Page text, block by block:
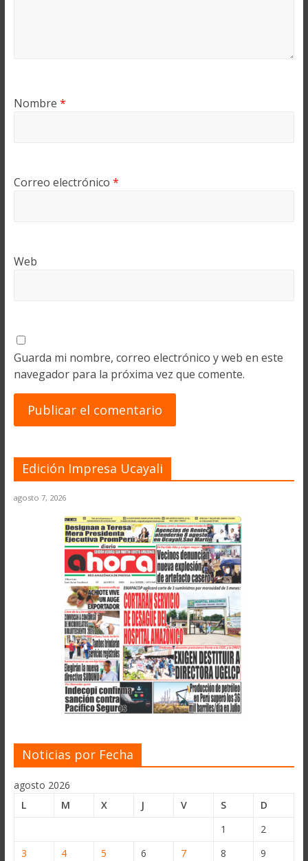
Nombre *
Correo electrónico *
Web
Guarda mi nombre, correo electrónico y web en este
navegador para la próxima vez que comente.
Edición Impresa Ucayali
agosto 7, 2026
Noticias por Fecha
agosto 2026
L
M X J V S
D
1
2
3
4 5 6 7 8
9